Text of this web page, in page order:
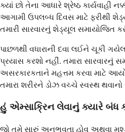
ક્યાં છો તેના આધારે શ્રેષ્ઠ કાર્યવાહી
આગામી ઉપલબ્ધ દિવસ માટે ફરીથી
તમારી સારવારનું શેડ્યૂલ સમાયોજિત
પાછળથી વધારાની દવા લઈને ચૂકી
પ્રયાસ કરશો નહીં. તમારા સારવારનું
અસરકારકતાને મહત્તમ કરવા માટે
તમારા શરીરને ડોઝ વચ્ચે સ્વસ્થ
હું એમ્સાક્રિન લેવાનું ક્યારે બંધ
જો તમે સારું અનુભવતા હોવ અથવા